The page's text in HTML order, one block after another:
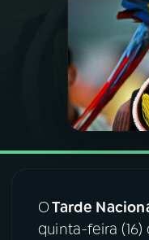
PROGRAMAS
PODCASTS
VIDEOCASTS
08FESTIVAL DE
OTarde
quinta-feira